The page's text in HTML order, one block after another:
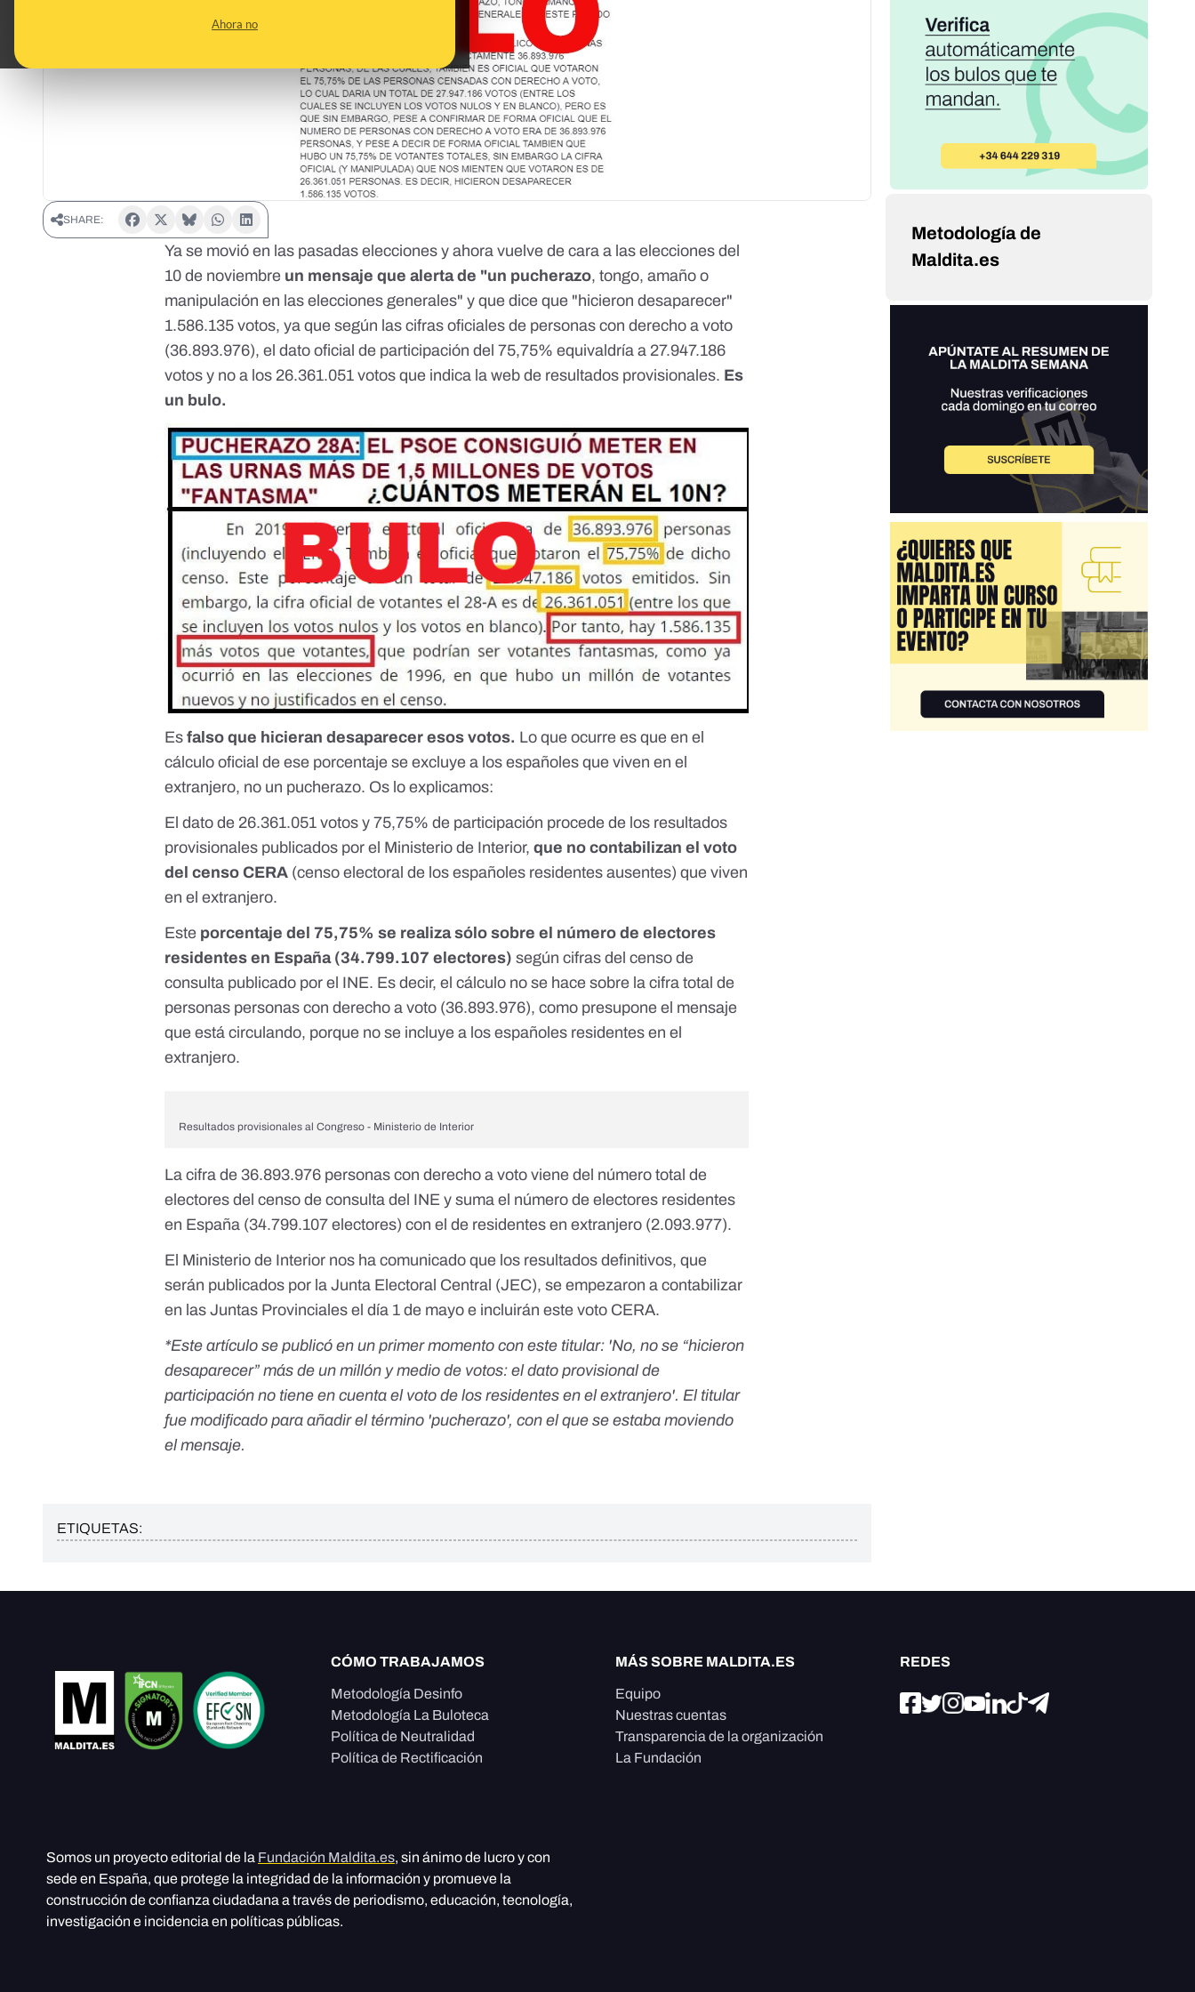
Ahora no
SHARE:
Ya se movió en las pasadas elecciones y ahora vuelve de cara a las elecciones del
10 de noviembre un mensaje que alerta de "un pucherazo, tongo, amaño o
manipulación en las elecciones generales" y que dice que "hicieron desaparecer"
1.586.135 votos, ya que según las cifras oficiales de personas con derecho a voto
(36.893.976), el dato oficial de participación del 75,75% equivaldría a 27.947.186
votos y no a los 26.361.051 votos que indica la web de resultados provisionales. Es
un bulo.
Esfalso que hicieran desaparecer esos votos. Lo que ocurre es que en el
cálculo oficial de ese porcentaje se excluye a los españoles que viven en el
extranjero, no un pucherazo. Os lo explicamos:
El dato de 26.361.051 votos y 75,75% de participación procede de los resultados
provisionales publicados por el Ministerio de Interior,que no contabilizan el voto
del censo CERA (censo electoral de los españoles residentes ausentes) que viven
en el extranjero.
Este porcentaje del 75,75% se realiza sólo sobre el número de electores
residentes en España (34.799.107 electores) según cifras del censo de
consulta publicado por el INE. Es decir, el cálculo no se hace sobre la cifra total de
personas personas con derecho a voto (36.893.976), como presupone el mensaje
que está circulando, porque no se incluye a los españoles residentes en el
extranjero.
Resultados provisionales al Congreso - Ministerio de Interior
La cifra de 36.893.976 personas con derecho a voto viene del número total de
electores del censo de consulta del INE y suma el número de electores residentes
en España (34.799.107 electores) con el de residentes en extranjero (2.093.977).
El Ministerio de Interior nos ha comunicado que los resultados definitivos, que
serán publicados por la Junta Electoral Central (JEC), se empezaron a contabilizar
en las Juntas Provinciales el día 1 de mayo e incluirán este voto CERA.
*Este artículo se publicó en un primer momento con este titular: 'No, no se “hicieron
desaparecer” más de un millón y medio de votos: el dato provisional de
participación no tiene en cuenta el voto de los residentes en el extranjero'. El titular
fue modificado para añadir el término 'pucherazo', con el que se estaba moviendo
el mensaje.
ETIQUETAS:
Metodología de
Maldita.es
CÓMO TRABAJAMOS
Metodología Desinfo
Metodología La Buloteca
Política de Neutralidad
Política de Rectificación
MÁS SOBRE MALDITA.ES
Equipo
Nuestras cuentas
Transparencia de la organización
La Fundación
REDES
Somos un proyecto editorial de la Fundación Maldita.es, sin ánimo de lucro y con
sede en España, que protege la integridad de la información y promueve la
construcción de confianza ciudadana a través de periodismo, educación, tecnología,
investigación e incidencia en políticas públicas.